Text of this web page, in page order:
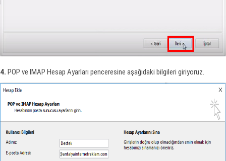
4. POP ve IMAP Hesap Ayarları penceresine aşağıdaki bilgileri giriyoruz.